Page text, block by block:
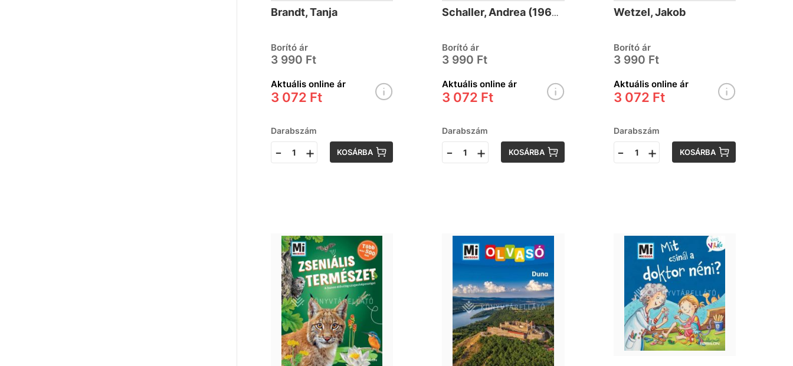
karmok
Brandt, Tanja
Borító ár
3 990 Ft
Aktuális online ár
3 072 Ft
Darabszám
- + KOSÁRBA
mindennapok
Schaller, Andrea (1966-)
Borító ár
3 990 Ft
Aktuális online ár
3 072 Ft
Darabszám
- + KOSÁRBA
tudói
Wetzel, Jakob
Borító ár
3 990 Ft
Aktuális online ár
3 072 Ft
Darabszám
- + KOSÁRBA